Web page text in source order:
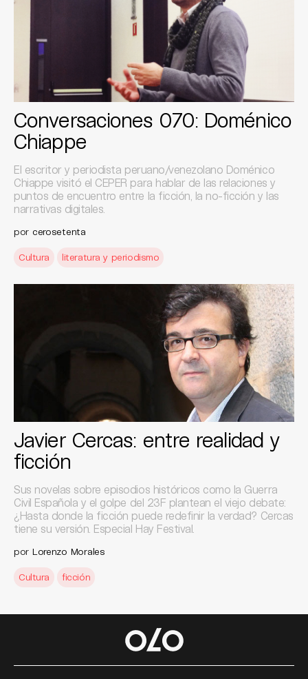
Conversaciones 070: Doménico
Chiappe
El escritor y periodista peruano/venezolano Doménico
Chiappe visitó el CEPER para hablar de las relaciones y
puntos de encuentro entre la ficción, la no-ficción y las
narrativas digitales.
por cerosetenta
Cultura literatura y periodismo
Javier Cercas: entre realidad y
ficción
Sus novelas sobre episodios históricos como la Guerra
Civil Española y el golpe del 23F plantean el viejo debate:
¿Hasta donde la ficción puede redefinir la verdad? Cercas
tiene su versión. Especial Hay Festival.
por Lorenzo Morales
Cultura ficción